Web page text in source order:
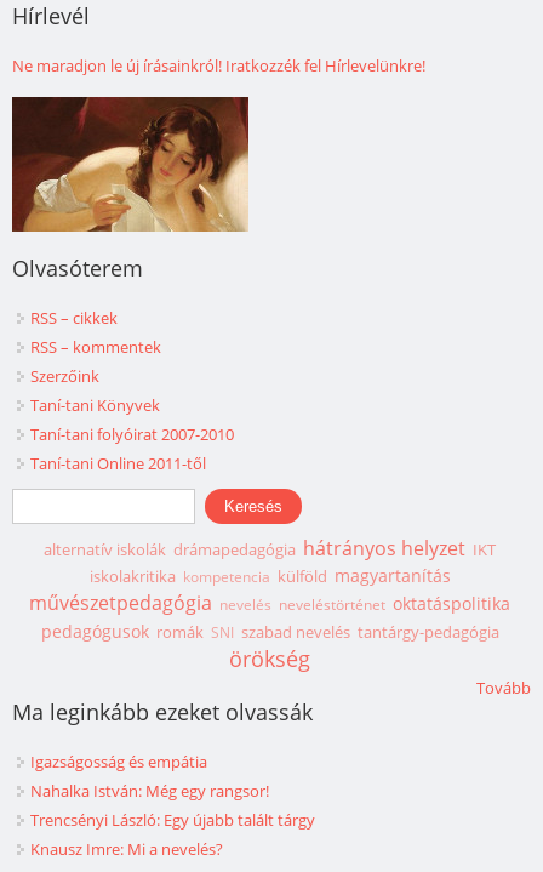
Hírlevél
Ne maradjon le új írásainkról! Iratkozzék fel Hírlevelünkre!
Olvasóterem
RSS – cikkek
RSS – kommentek
Szerzőink
Taní-tani Könyvek
Taní-tani folyóirat 2007-2010
Taní-tani Online 2011-től
Keresés űrlap
Keresés
alternatív iskolák drámapedagógia hátrányos helyzet IKT
iskolakritika kompetencia külföld magyartanítás
művészetpedagógia nevelés neveléstörténet oktatáspolitika
pedagógusok romák SNI szabad nevelés tantárgy-pedagógia
örökség
Tovább
Ma leginkább ezeket olvassák
Igazságosság és empátia
Nahalka István: Még egy rangsor!
Trencsényi László: Egy újabb talált tárgy
Knausz Imre: Mi a nevelés?